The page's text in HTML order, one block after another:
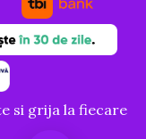
si grija la fiecare